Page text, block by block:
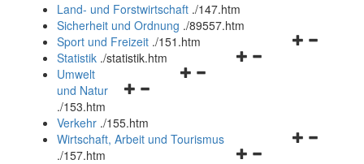
und
schließen
Land- und Forstwirtschaft ./147.htm
Sicherheit und Ordnung ./89557.htm
Navigationsmenü
Sport und Freizeit ./151.htm
Navigationsmenü
Statistik ./statistik.htm
Navigationsmenü
und
schließen
Umwelt
und Natur
./153.htm
Verkehr ./155.htm
Navigationsmenü
Wirtschaft, Arbeit und Tourismus
./157.htm